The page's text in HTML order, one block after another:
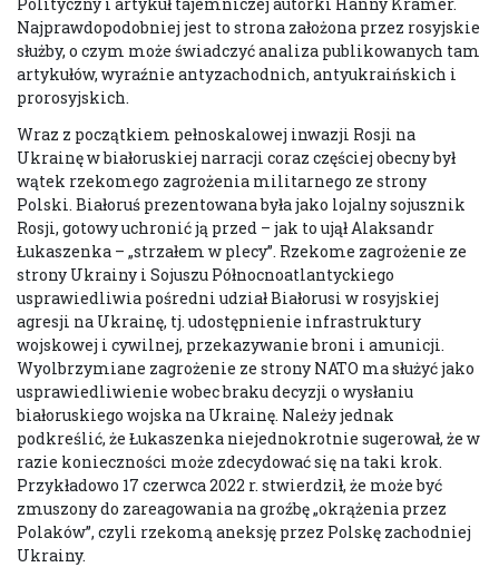
Najprawdopodobniej jest to strona założona przez rosyjskie
służby, o czym może świadczyć analiza publikowanych tam
artykułów, wyraźnie antyzachodnich, antyukraińskich i
prorosyjskich.
Wraz z początkiem pełnoskalowej inwazji Rosji na
Ukrainę w białoruskiej narracji coraz częściej obecny był
wątek rzekomego zagrożenia militarnego ze strony
Polski. Białoruś prezentowana była jako lojalny sojusznik
Rosji, gotowy uchronić ją przed – jak to ujął Alaksandr
Łukaszenka – „strzałem w plecy”. Rzekome zagrożenie ze
strony Ukrainy i Sojuszu Północnoatlantyckiego
usprawiedliwia pośredni udział Białorusi w rosyjskiej
agresji na Ukrainę, tj. udostępnienie infrastruktury
wojskowej i cywilnej, przekazywanie broni i amunicji.
Wyolbrzymiane zagrożenie ze strony NATO ma służyć jako
usprawiedliwienie wobec braku decyzji o wysłaniu
białoruskiego wojska na Ukrainę. Należy jednak
podkreślić, że Łukaszenka niejednokrotnie sugerował, że w
razie konieczności może zdecydować się na taki krok.
Przykładowo 17 czerwca 2022 r. stwierdził, że może być
zmuszony do zareagowania na groźbę „okrążenia przez
Polaków”, czyli rzekomą aneksję przez Polskę zachodniej
Ukrainy.